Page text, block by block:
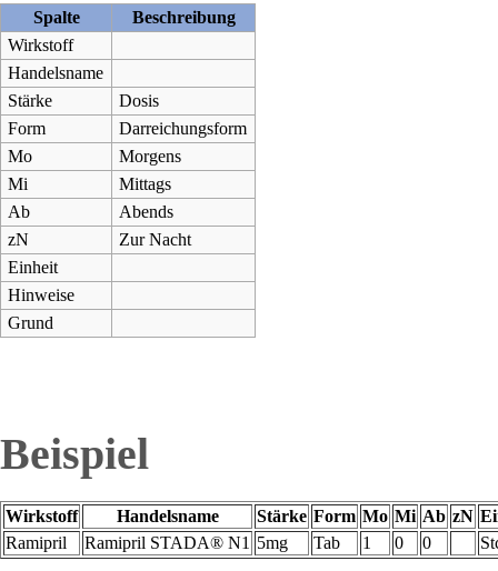
Spalte
Beschreibung
Wirkstoff
Handelsname
Stärke
Dosis
Form
Darreichungsform
Mo
Morgens
Mi
Mittags
Ab
Abends
zN
Zur Nacht
Einheit
Hinweise
Grund
Beispiel
Wirkstoff Handelsname Stärke Form Mo Mi Ab zN
Ramipril
Ramipril STADA® N1 5mg Tab 1 0 0